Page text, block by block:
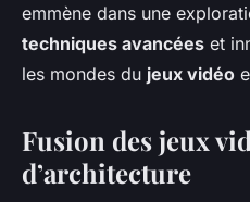
emmène dans une
techniques avancées et
les mondes du jeux vidéo
Fusion des jeux
d’architecture